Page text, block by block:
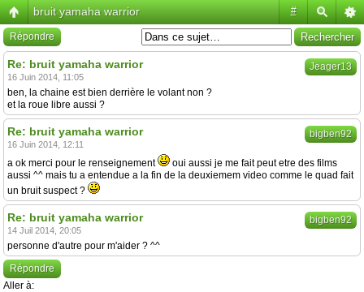
#
bruit yamaha warrior
Répondre
Jeager13
Re: bruit yamaha warrior
16 Juin 2014, 11:05
ben, la chaine est bien derrière le volant non ?
et la roue libre aussi ?
bigben92
Re: bruit yamaha warrior
16 Juin 2014, 12:11
a ok merci pour le renseignement
oui aussi je me fait peut etre des films
aussi ^^ mais tu a entendue a la fin de la deuxiemem video comme le quad fait
un bruit suspect ?
bigben92
Re: bruit yamaha warrior
14 Juil 2014, 20:05
personne d'autre pour m'aider ? ^^
Répondre
Aller à: